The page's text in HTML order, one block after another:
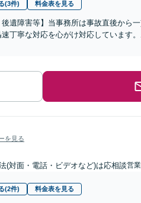
(3件) 料金表を見る
後遺障害等】当事務所は事故直後から
丁寧な対応を心がけ対応しています
を見る
(対面・電話・ビデオなど)は応相談営
(2件) 料金表を見る